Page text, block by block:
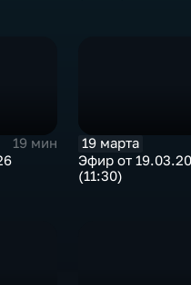
19 мин
19 марта
Эфир от
(11:30)